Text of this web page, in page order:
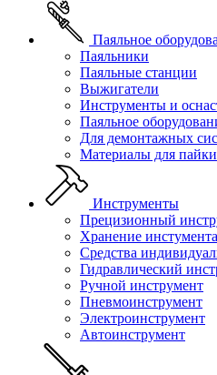
Паяльное
Паяльники
Паяльные станции
Выжигатели
Инструменты и
Паяльное
Для демонтажных
Материалы для пайки
Инструменты
Прецизионный
Хранение инстумента
Средства
Гидравлический
Ручной инструмент
Пневмоинструмент
Электроинструмент
Автоинструмент